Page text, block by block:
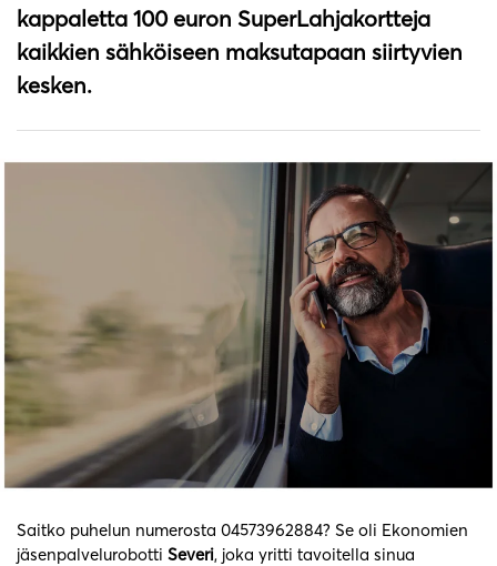
kappaletta 100 euron SuperLahjakortteja
kaikkien sähköiseen maksutapaan siirtyvien
kesken.
Saitko puhelun numerosta 04573962884? Se oli Ekonomien
jäsenpalvelurobotti Severi, joka yritti tavoitella sinua